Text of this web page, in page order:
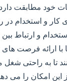
خود مطابقت
کار و استخدام در
و ارتباط
با ارائه فرصت
تا به راحتی شغل
این امکان را می